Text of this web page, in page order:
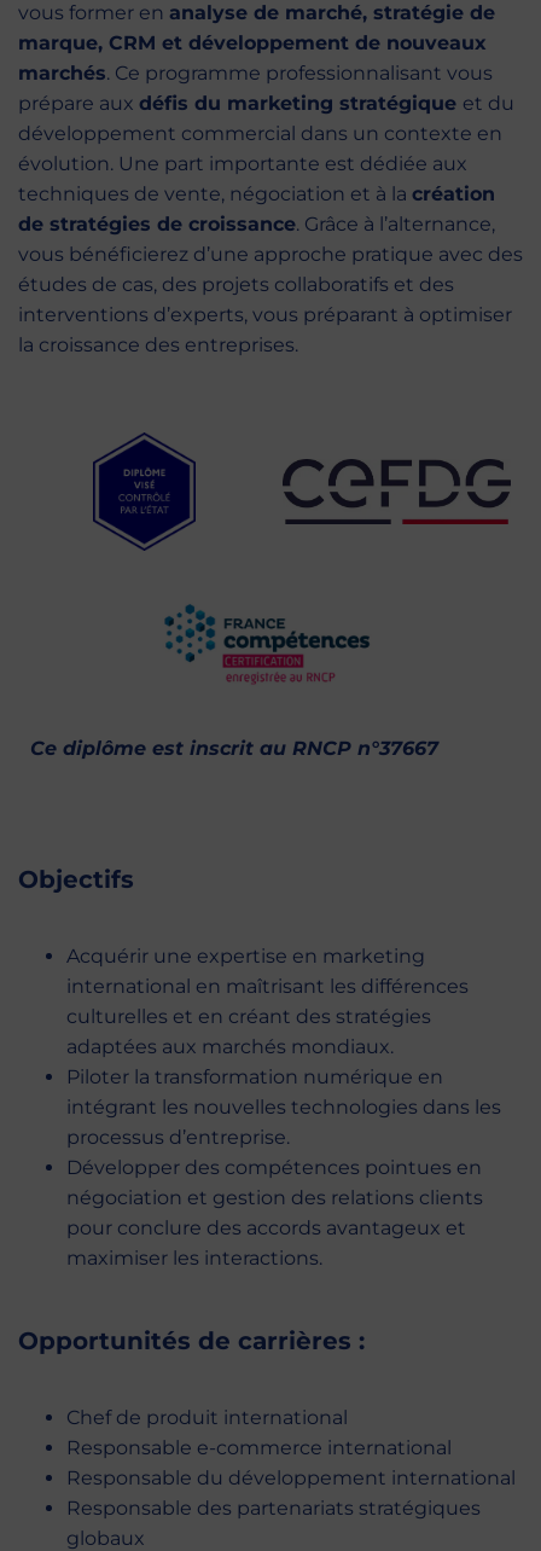
vous former en analyse de marché, stratégie de
marque, CRM et développement de nouveaux
marchés. Ce programme professionnalisant vous
prépare aux défis du marketing stratégique et du
développement commercial dans un contexte en
évolution. Une part importante est dédiée aux
techniques de vente, négociation et à la création
de stratégies de croissance. Grâce à l’alternance,
vous bénéficierez d’une approche pratique avec des
études de cas, des projets collaboratifs et des
interventions d’experts, vous préparant à optimiser
la croissance des entreprises.
Ce diplôme est inscrit au RNCP n°37667
Objectifs
Acquérir une expertise en marketing
international en maîtrisant les différences
culturelles et en créant des stratégies
adaptées aux marchés mondiaux.
Piloter la transformation numérique en
intégrant les nouvelles technologies dans les
processus d’entreprise.
Développer des compétences pointues en
négociation et gestion des relations clients
pour conclure des accords avantageux et
maximiser les interactions.
Opportunités de carrières :
Chef de produit international
Responsable e-commerce international
Responsable du développement international
Responsable des partenariats stratégiques
globaux